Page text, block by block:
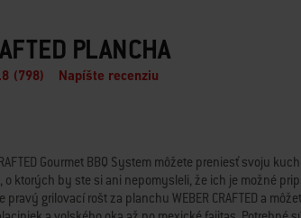
PLANCHA​
(798) Napíšte recenziu
Gourmet BBQ System môžete preniesť svoju
o ktorých by ste si ani nepomysleli, že ich je možné
grilovací rošt za planchu WEBER CRAFTED a